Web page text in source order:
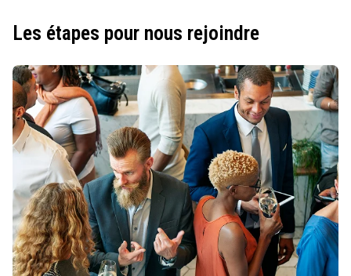
Les étapes pour nous rejoindre